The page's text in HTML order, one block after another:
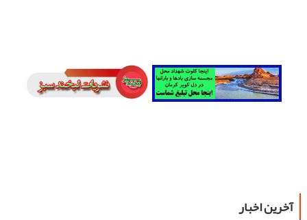
آخرین اخبار